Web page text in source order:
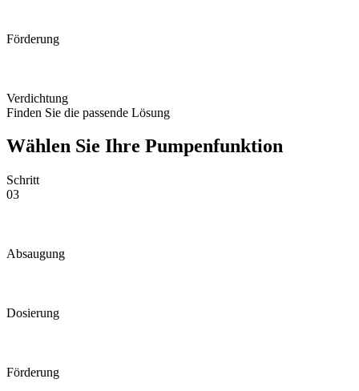
Förderung
Verdichtung
Finden Sie die passende Lösung
Wählen Sie Ihre Pumpenfunktion
Schritt
03
Absaugung
Dosierung
Förderung